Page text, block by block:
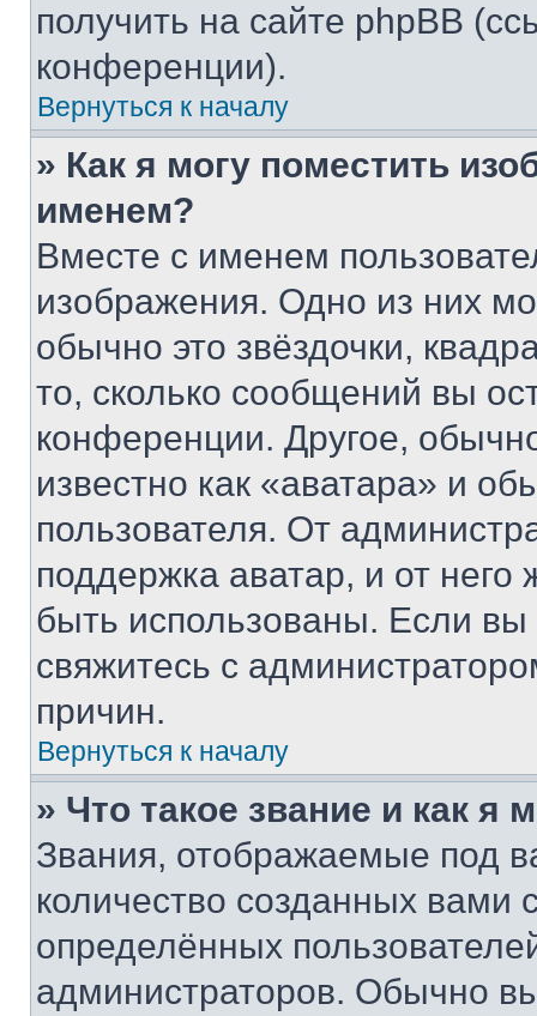
получить на сайте phpBB
конференции).
Вернуться к началу
» Как я могу поместить
именем?
Вместе с именем
изображения. Одно из них
обычно это звёздочки,
то, сколько сообщений вы
конференции. Другое,
известно как «аватара» и
пользователя. От
поддержка аватар, и от него
быть использованы. Если
свяжитесь с
причин.
Вернуться к началу
» Что такое звание и как я
Звания, отображаемые под
количество созданных
определённых
администраторов. Обычно